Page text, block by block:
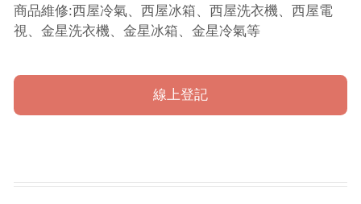
商品維修:西屋冷氣、西屋冰箱、西屋洗衣機、西屋電
視、金星洗衣機、金星冰箱、金星冷氣等
線上登記